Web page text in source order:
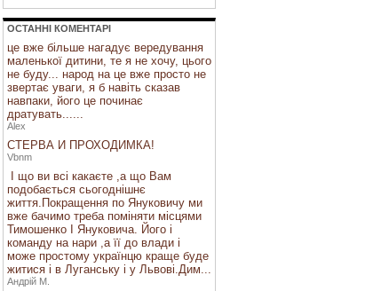
ОСТАННI КОМЕНТАРI
це вже більше нагадує вередування
маленької дитини, те я не хочу, цього
не буду... народ на це вже просто не
звертає уваги, я б навіть сказав
навпаки, його це починає
дратувать......
Alex
СТЕРВА И ПРОХОДИМКА!
Vbnm
І що ви всі какаєте ,а що Вам
подобається сьогоднішнє
життя.Покращення по Януковичу ми
вже бачимо треба поміняти місцями
Тимошенко І Януковича. Його і
команду на нари ,а її до влади і
може простому українцю краще буде
житися і в Луганську і у Львові.Дим...
Андрій М.